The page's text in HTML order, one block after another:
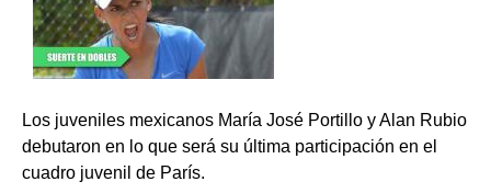
Los juveniles mexicanos María José Portillo y Alan Rubio
debutaron en lo que será su última participación en el
cuadro juvenil de París.